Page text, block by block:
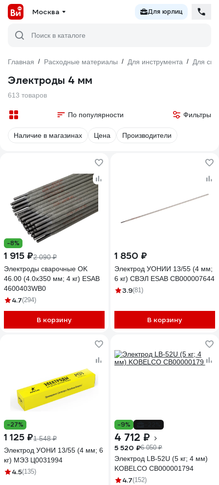
Москва Для юрлиц
Поиск в каталоге
Главная / Расходные материалы / Для инструмента / Для
Электроды 4 мм
613 товаров
По популярности Фильтры
Наличие в магазинах Цена Производители
-8%
1 915 ₽2 090 ₽
Электроды сварочные OK
46.00 (4.0х350 мм; 4 кг) ESAB
4600403WB0
4.7(294)
В корзину
1 850 ₽
Электрод УОНИИ 13/55 (4 мм;
6 кг) СВЭЛ ESAB СВ000007644
3.9(81)
В корзину
-27%
1 125 ₽1 548 ₽
Электрод УОНИ 13/55 (4 мм; 6
кг) МЭЗ Ц0031994
4.5(135)
-9%
4 712 ₽
5 520 ₽6 050 ₽
Электрод LB-52U (5 кг; 4 мм)
KOBELCO СВ000001794
4.7(152)